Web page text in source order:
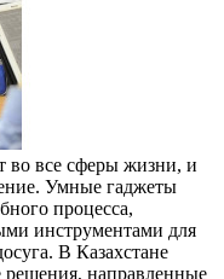
во все сферы жизни, и
Умные гаджеты
процесса,
инструментами для
В Казахстане
направленные